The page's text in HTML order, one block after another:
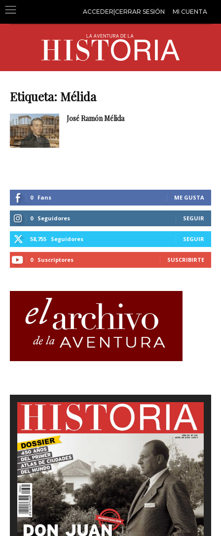
ACCEDER|CERRAR SESIÓN MI CUENTA
Etiqueta: Mélida
José Ramón Mélida
0 Fans ME GUSTA
0 Seguidores SEGUIR
58,755 Seguidores SEGUIR
0 Suscriptores SUSCRIBIRTE